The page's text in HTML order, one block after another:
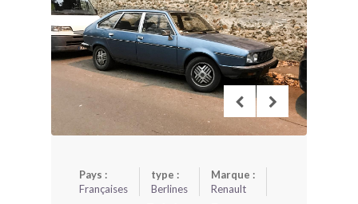
MODÈLES ET MARQUES
COMMENT FONCTIONNE BLV ?
Pays :
Françaises
type :
Berlines
Marque :
Renault